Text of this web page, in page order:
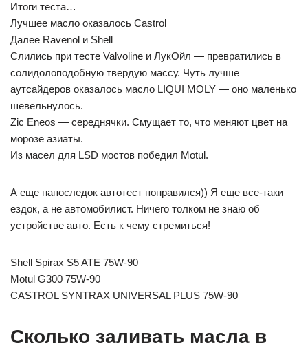
Итоги теста…
Лучшее масло оказалось Castrol
Далее Ravenol и Shell
Слились при тесте Valvoline и ЛукОйл — превратились в
солидолоподобную твердую массу. Чуть лучше
аутсайдеров оказалось масло LIQUI MOLY — оно маленько
шевельнулось.
Zic Eneos — середнячки. Смущает то, что меняют цвет на
морозе азиаты.
Из масел для LSD мостов победил Motul.
А еще напоследок автотест понравился)) Я еще все-таки
ездок, а не автомобилист. Ничего толком не знаю об
устройстве авто. Есть к чему стремиться!
Shell Spirax S5 ATE 75W-90
Motul G300 75W-90
CASTROL SYNTRAX UNIVERSAL PLUS 75W-90
Сколько заливать масла в